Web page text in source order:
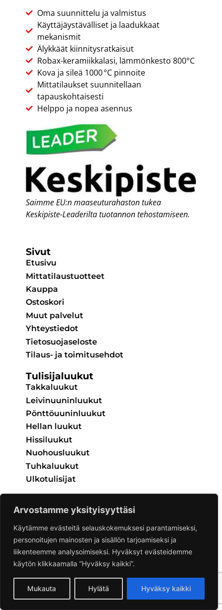
Arvostamme yksityisyyttäsi
Käytämme evästeitä selauskokemuksesi parantamiseksi,
personoitujen mainosten ja sisällön tarjoamiseksi ja
liikenteemme analysoimiseksi. Hyväksyt evästeidemme
käytön klikkaamalla ”Hyväksy kaikki”.
Mukauta Hylätä Hyväksy kaikki
Oma suunnittelu ja valmistus
Käyttäjäystävälliset ja laadukkaat
mekanismit
Älykkäät kiinnitysratkaisut
Robax-keramiikkalasi, lämmönkesto 800°C
Kova ja sileä 1000 °C pinnoite
Mittatilaukset suunnitellaan
tapauskohtaisesti
Helppo ja nopea asennus
Saimme EU:n maaseuturahastontukea
Keskipiste-Leaderiltatuotannon tehostamiseen.
Sivut
Etusivu
Mittatilaustuotteet
Kauppa
Ostoskori
Muut palvelut
Yhteystiedot
Tietosuojaseloste
Tilaus- ja toimitusehdot
Tulisijaluukut
Takkaluukut
Leivinuuninluukut
Pönttöuuninluukut
Hellan luukut
Hissiluukut
Nuohousluukut
Tuhkaluukut
Ulkotulisijat
Tulisijatarvikkeet
Arinat
Eduspellit
Holkit ja kahvat
Ilmalaatikot
Tulenkestävä lasi
Peltikuoret tulisijoihin